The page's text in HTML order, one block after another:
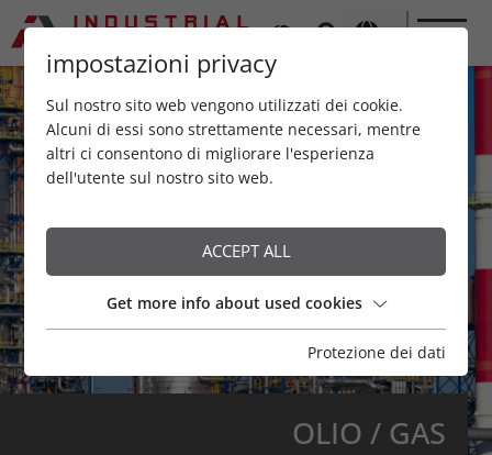
OLIO / GAS
impostazioni privacy
Sul nostro sito web vengono utilizzati dei cookie.
Alcuni di essi sono strettamente necessari, mentre
altri ci consentono di migliorare l'esperienza
dell'utente sul nostro sito web.
ACCEPT ALL
Get more info about used cookies
Protezione dei dati